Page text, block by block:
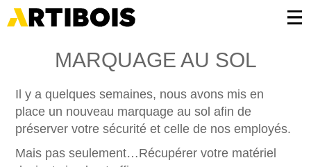
MARQUAGE AU SOL
Il y a quelques semaines, nous avons mis en
place un nouveau marquage au sol afin de
préserver votre sécurité et celle de nos employés.
Mais pas seulement…Récupérer votre matériel
Panneau de gestion des cookies